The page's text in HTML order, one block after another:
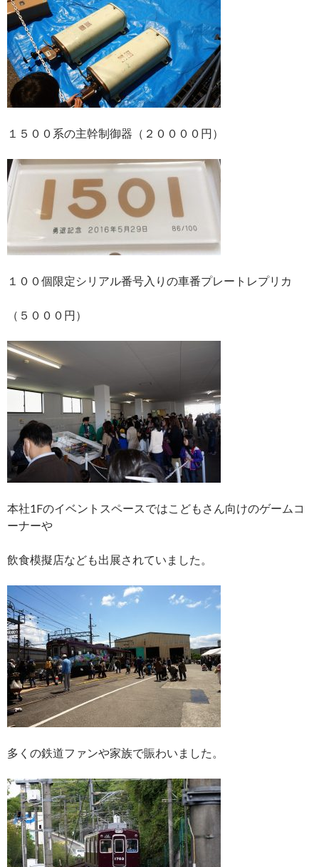
１５００系の主幹制御器（２００００円）
１００個限定シリアル番号入りの車番プレートレプリカ
（５０００円）
本社1Fのイベントスペースではこどもさん向けのゲームコ
ーナーや
飲食模擬店なども出展されていました。
多くの鉄道ファンや家族で賑わいました。